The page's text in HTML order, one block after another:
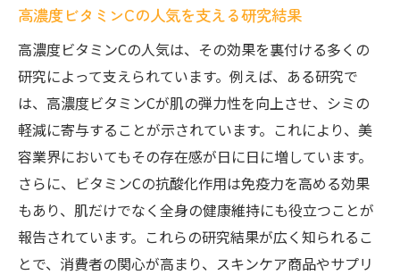
高濃度ビタミンCの人気を支える研究結果
高濃度ビタミンCの人気は、その効果を裏付ける多くの
研究によって支えられています。例えば、ある研究で
は、高濃度ビタミンCが肌の弾力性を向上させ、シミの
軽減に寄与することが示されています。これにより、美
容業界においてもその存在感が日に日に増しています。
さらに、ビタミンCの抗酸化作用は免疫力を高める効果
もあり、肌だけでなく全身の健康維持にも役立つことが
報告されています。これらの研究結果が広く知られるこ
とで、消費者の関心が高まり、スキンケア商品やサプリ